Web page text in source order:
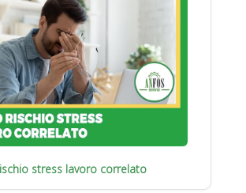
stress lavoro correlato